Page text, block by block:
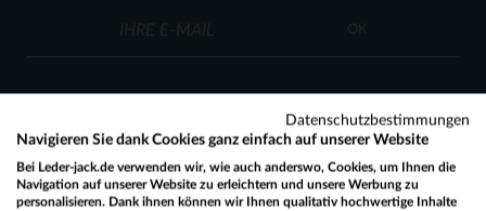
OK
KUNDENSERVICE
Datenschutzbestimmungen
Navigieren Sie dank Cookies ganz einfach auf unserer Website
Bei Leder-jack.de verwenden wir, wie auch anderswo, Cookies, um Ihnen die
Navigation auf unserer Website zu erleichtern und unsere Werbung zu
personalisieren. Dank ihnen können wir Ihnen qualitativ hochwertige Inhalte